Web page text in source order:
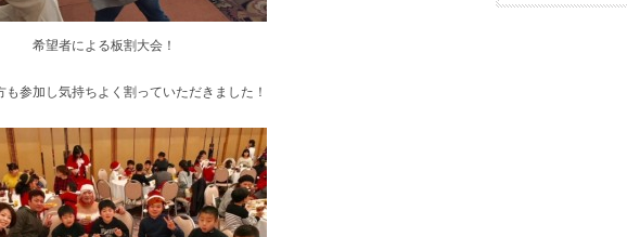
希望者による板割大会！
も参加し気持ちよく割っていただきました！